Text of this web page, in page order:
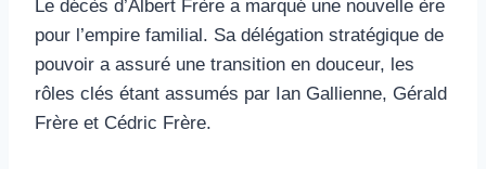
Le décès d’Albert Frère a marqué une nouvelle ère
pour l’empire familial. Sa délégation stratégique de
pouvoir a assuré une transition en douceur, les
rôles clés étant assumés par Ian Gallienne, Gérald
Frère et Cédric Frère.